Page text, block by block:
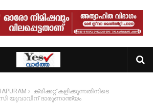
ക്രിക്കറ്റ് കളിക്കുന്നതിനിടെ
യുവാവിന് ദാരുണാന്ത്യം